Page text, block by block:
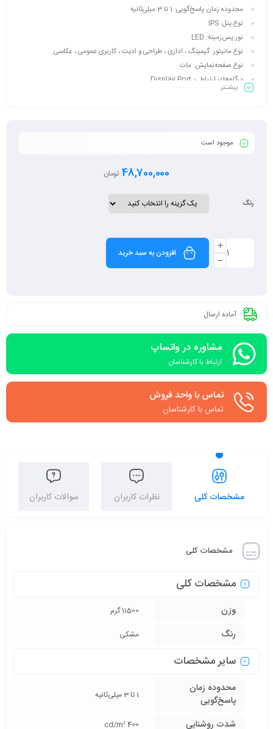
محدوده زمان پاسخ‌گویی: 1 تا 3 میلی‌ثانیه
نوع پنل: IPS
نور پس‌زمینه: LED
نوع مانیتور:گیمینگ ، اداری ، طراحی و ادیت ، کاربری عمومی ، عکاسی
نوع صفحه‌نمایش: مات
درگاه‌های ارتباطی: Display Port
تعداد پورت USB:
بیشـتر
موجود است
48,700,000 تومان
رنگ
افزودن به سبد خرید
آماده ارسال
مشاوره در واتساپ
ارتباط با کارشناسان
تماس با واحد فروش
تماس با کارشناسان
مشخصات کلی نظرات کاربران سوالات کاربران
مشخصات کلی
مشخصات کلی
وزن 11500 گرم
رنگ مشکی
سایر مشخصات
محدوده زمان
پاسخ‌گویی
1 تا 3 میلی‌ثانیه
شدت روشنایی 400 cd/m²